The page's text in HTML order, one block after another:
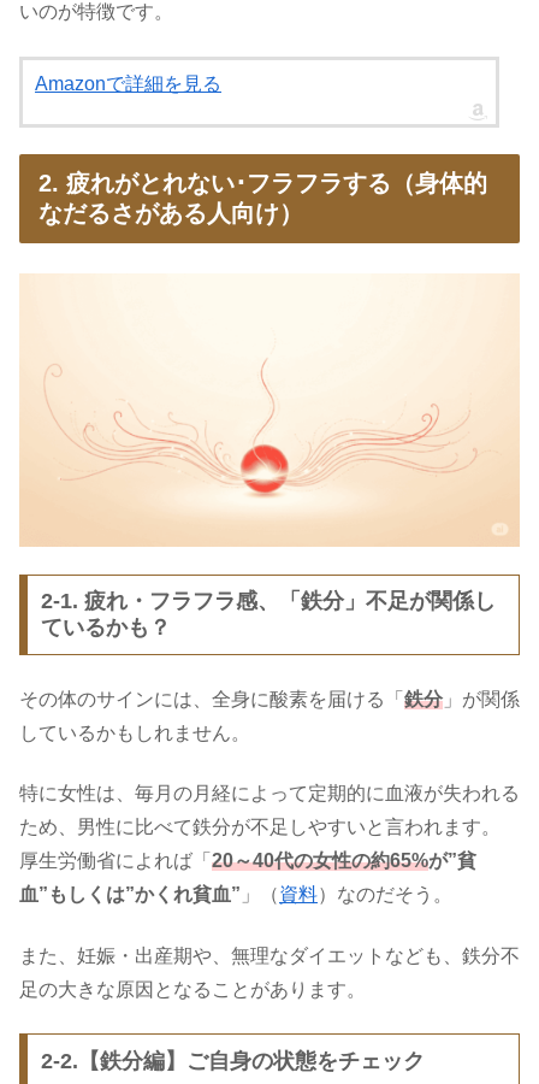
いのが特徴です。
Amazonで詳細を見る
2. 疲れがとれない･フラフラする（身体的
なだるさがある人向け）
2-1. 疲れ・フラフラ感、「鉄分」不足が関係し
ているかも？
その体のサインには、全身に酸素を届ける「 鉄分 」が関係
しているかもしれません。
特に女性は、毎月の月経によって定期的に血液が失われる
ため、男性に比べて鉄分が不足しやすいと言われます。
厚生労働省によれば「 20～40代の女性の約65%が”貧
血”もしくは”かくれ貧血” 」（資料）なのだそう。
また、妊娠・出産期や、無理なダイエットなども、鉄分不
足の大きな原因となることがあります。
2-2.【鉄分編】ご自身の状態をチェック